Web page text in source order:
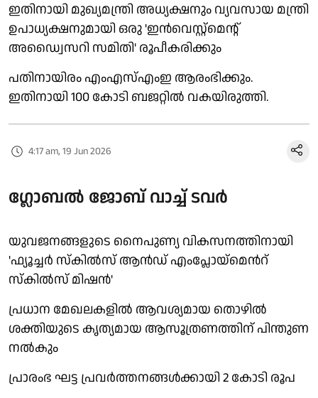
ഇതിനായി മുഖ്യമന്ത്രി അധ്യക്ഷനും വ്യവസായ മന്ത്രി
ഉപാധ്യക്ഷനുമായി ഒരു 'ഇൻവെസ്റ്റ്മെന്റ്
അഡ്വൈസറി സമിതി' രൂപീകരിക്കും
പതിനായിരം എംഎസ്എംഇ ആരംഭിക്കും.
ഇതിനായി 100 കോടി ബജറ്റിൽ വകയിരുത്തി.
4:17 am, 19 Jun 2026
ഗ്ലോബൽ ജോബ് വാച്ച് ടവർ
യുവജനങ്ങളുടെ നൈപുണ്യ വികസനത്തിനായി
'ഫ്യൂച്ചര്‍ സ്കില്‍സ് ആന്‍ഡ് എംപ്ലോയ്മെന്‍റ്
സ്കില്‍സ് മിഷന്‍'
പ്രധാന മേഖലകളിൽ ആവശ്യമായ തൊഴിൽ
ശക്തിയുടെ കൃത്യമായ ആസൂത്രണത്തിന് പിന്തുണ
നൽകും
പ്രാരംഭ ഘട്ട പ്രവർത്തനങ്ങൾക്കായി 2 കോടി രൂപ